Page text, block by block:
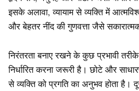
इसके अलावा, व्यायाम से व्यक्ति में
और बेहतर नींद की गुणवत्ता जैसे सकारात्मक
निरंतरता बनाए रखने के कुछ प्रभावी
निर्धारित करना जरूरी है। छोटे और
से व्यक्ति को प्रगति का अनुभव होता है।